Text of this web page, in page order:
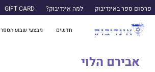
פרסום ספר באינדיבוק למה אינדיבוק? GIFT CARD
חדשים מבצעי שבוע הספר 2026
אבירם הלוי